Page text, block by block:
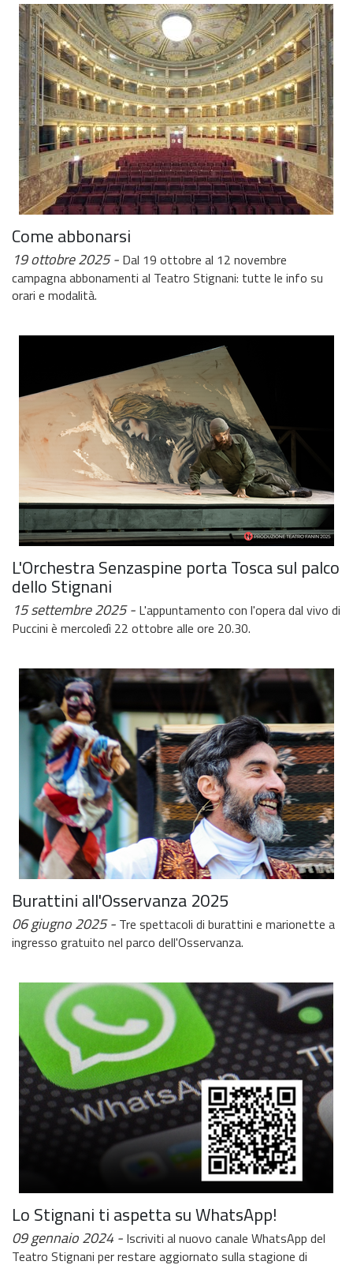
Come abbonarsi
19 ottobre 2025
Dal 19 ottobre al 12 novembre
campagna abbonamenti al Teatro Stignani: tutte le info su
orari e modalità.
L'Orchestra Senzaspine porta Tosca sul palco
dello Stignani
15 settembre 2025
L'appuntamento con l'opera dal vivo di
Puccini è mercoledì 22 ottobre alle ore 20.30.
Burattini all'Osservanza 2025
06 giugno 2025
Tre spettacoli di burattini e marionette a
ingresso gratuito nel parco dell'Osservanza.
Lo Stignani ti aspetta su WhatsApp!
09 gennaio 2024
Iscriviti al nuovo canale WhatsApp del
Teatro Stignani per restare aggiornato sulla stagione di